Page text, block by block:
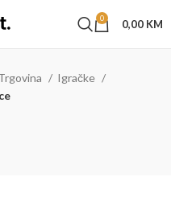
0 0,00 KM
Igračke